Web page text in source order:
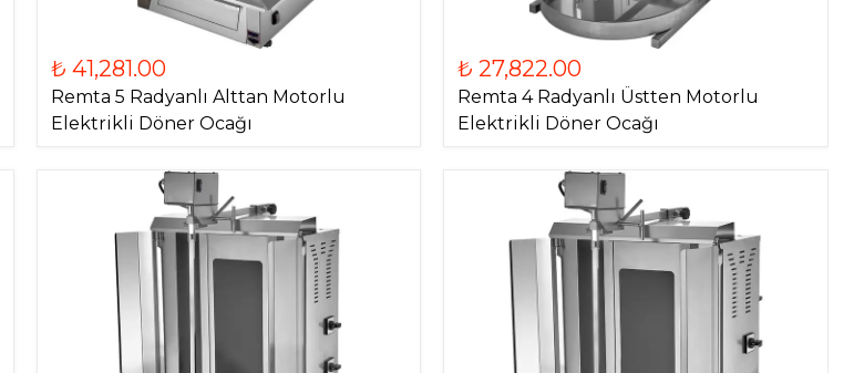
₺ 41,281.00
Remta 5 Radyanlı Alttan Motorlu
Elektrikli Döner Ocağı
₺ 27,822.00
Remta 4 Radyanlı Üstten Motorlu
Elektrikli Döner Ocağı